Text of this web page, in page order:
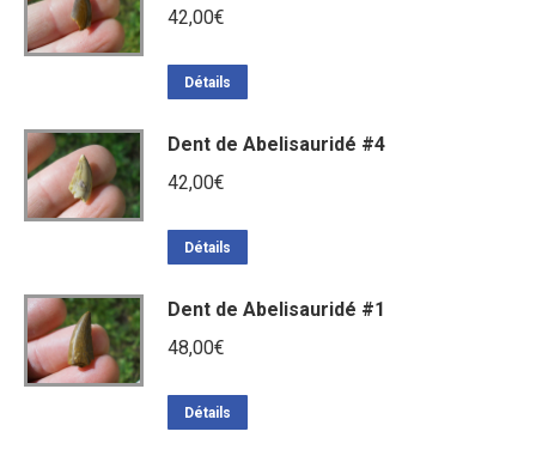
42,00€
Détails
Dent de Abelisauridé #4
42,00€
Détails
Dent de Abelisauridé #1
48,00€
Détails